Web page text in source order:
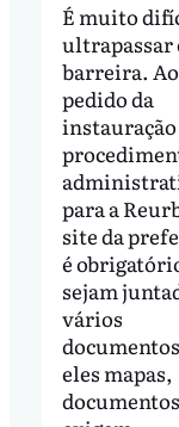
É muito
ultrapassar
barreira.
pedido da
instauração
para a
site da
é
sejam
vários
eles mapas,